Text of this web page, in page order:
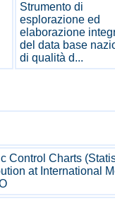
Strumento di
esplorazione ed
elaborazione
del data base
di qualità d...
Control Charts
at International